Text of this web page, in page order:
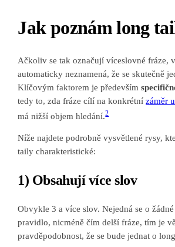
Jak poznám long
Ačkoliv se tak označují víceslovné fráze,
automaticky neznamená, že se skutečně
Klíčovým faktorem je především
tedy to, zda fráze cílí na konkrétnízáměr
má nižší objem hledání.2
Níže najdete podrobně vysvětlené rysy,
taily charakteristické:
1) Obsahují více slov
Obvykle 3 a více slov. Nejedná se o žádné
pravidlo, nicméně čím delší fráze, tím je
pravděpodobnost, že se bude jednat o